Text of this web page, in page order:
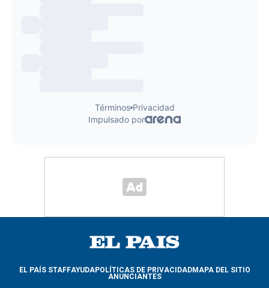
EL PAÍS STAFFAYUDAPOLÍTICAS DE PRIVACIDADMAPA DEL SITIO
ANUNCIANTES